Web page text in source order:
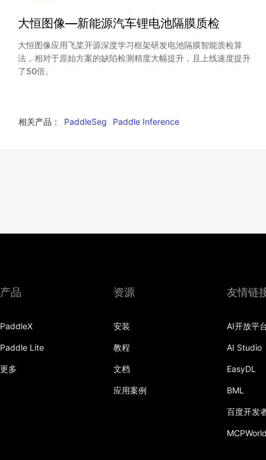
大恒图像—新能源汽车锂电池隔膜质检
大恒图像应用飞桨开源深度学习框架研发电池隔膜智能质检算
法，相对于原始方案的缺陷检测精度大幅提升，且上线速度提升
了50倍。
相关产品： PaddleSeg Paddle Inference
产品
PaddleX
Paddle Lite
更多
资源
安装
教程
文档
应用案例
友情链
AI开放平
AI Studio
EasyDL
BML
百度开发